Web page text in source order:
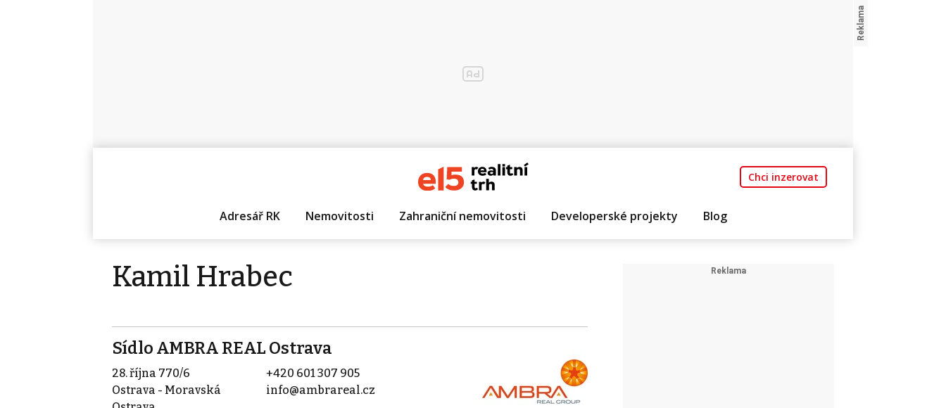
Chci inzerovat
Adresář RK Nemovitosti Zahraniční nemovitosti Developerské projekty Blog
Kamil Hrabec
Sídlo AMBRA REAL Ostrava
28. října 770/6
Ostrava - Moravská
+420 601 307 905
info@ambrareal.cz